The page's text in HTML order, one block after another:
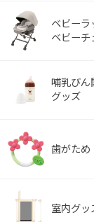
ベビーラ
ベビーチ
哺乳びん
グッズ
歯がため
室内グッ